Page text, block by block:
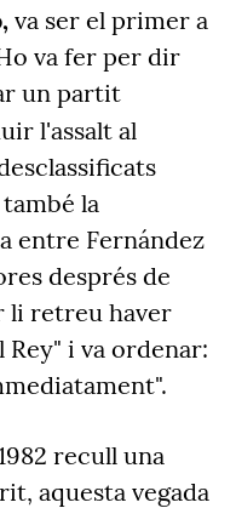
va ser el primer a
va fer per dir
un partit
l'assalt al
la
entre Fernández
després de
li retreu haver
i va ordenar:
recull una
aquesta vegada